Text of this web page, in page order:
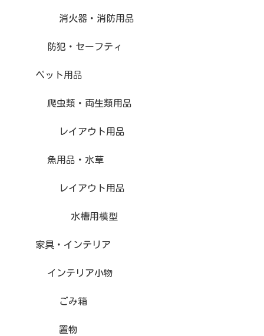
消火器・消防用品
防犯・セーフティ
ペット用品
爬虫類・両生類用品
レイアウト用品
魚用品・水草
レイアウト用品
水槽用模型
家具・インテリア
インテリア小物
ごみ箱
置物